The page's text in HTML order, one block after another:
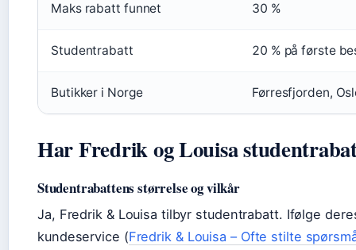
Maks rabatt funnet 30 %
Studentrabatt 20 % på første
Butikker i Norge Førresfjorden,
Har Fredrik og Louisa
Studentrabattens størrelse og vilkår
Ja, Fredrik & Louisa tilbyr studentrabatt. Ifølge
kundeservice (Fredrik & Louisa – Ofte stilte